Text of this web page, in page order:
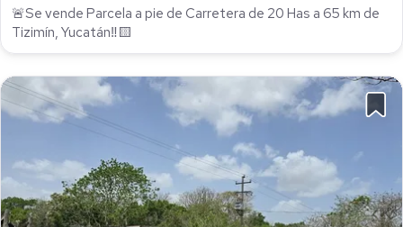
🚨Se vende Parcela a pie de Carretera de 20 Has a 65 km de
Tizimín, Yucatán‼🟨